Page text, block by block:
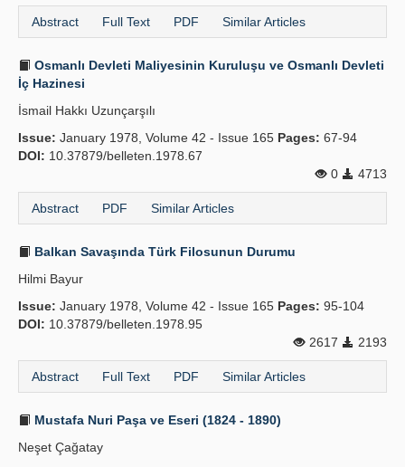
Abstract Full Text PDF Similar Articles
Osmanlı Devleti Maliyesinin Kuruluşu ve Osmanlı Devleti
İç Hazinesi
İsmail Hakkı Uzunçarşılı
Issue: January 1978, Volume 42 - Issue 165 Pages: 67-94
DOI: 10.37879/belleten.1978.67
0
4713
Abstract PDF Similar Articles
Balkan Savaşında Türk Filosunun Durumu
Hilmi Bayur
Issue: January 1978, Volume 42 - Issue 165 Pages: 95-104
DOI: 10.37879/belleten.1978.95
2617
2193
Abstract Full Text PDF Similar Articles
Mustafa Nuri Paşa ve Eseri (1824 - 1890)
Neşet Çağatay